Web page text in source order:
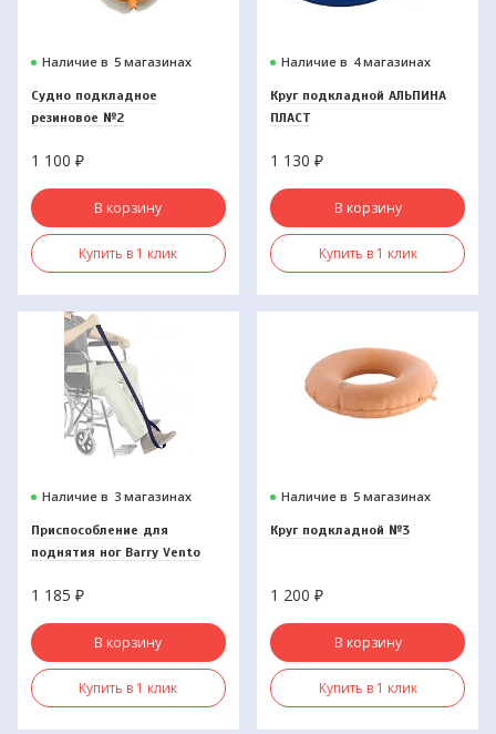
Наличие в 5 магазинах
Судно подкладное
резиновое №2
1 100 ₽
В корзину
Купить в 1 клик
Наличие в 4 магазинах
Круг подкладной АЛЬПИНА
ПЛАСТ
1 130₽
В корзину
Купить в 1 клик
Наличие в 3 магазинах
Приспособление для
поднятия ног Barry Vento
1 185 ₽
В корзину
Купить в 1 клик
Наличие в 5 магазинах
Круг подкладной №3
1 200₽
В корзину
Купить в 1 клик